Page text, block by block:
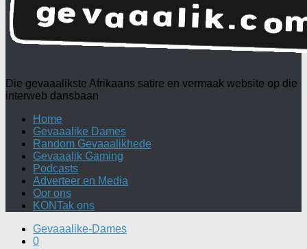
Die gevaaalikste Afrikaans satire en vermaak website op die
interweb dansbaan
Home
Gevaaalike Dames
Random Gevaaalikhede
Gevaaalik Gaming
Podcasts
Adverteer en Media
Oor ons
KONTak ons
Gevaaalike-Dames
0